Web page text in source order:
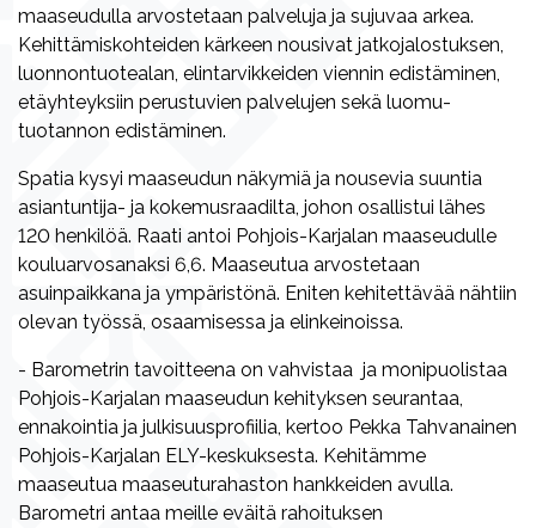
maaseudulla arvostetaan palveluja ja sujuvaa arkea.
Kehittämiskohteiden kärkeen nousivat jatkojalostuksen,
luonnontuotealan, elintarvikkeiden viennin edistäminen,
etäyhteyksiin perustuvien palvelujen sekä luomu-
tuotannon edistäminen.
Spatia kysyi maaseudun näkymiä ja nousevia suuntia
asiantuntija- ja kokemusraadilta, johon osallistui lähes
120 henkilöä. Raati antoi Pohjois-Karjalan maaseudulle
kouluarvosanaksi 6,6. Maaseutua arvostetaan
asuinpaikkana ja ympäristönä. Eniten kehitettävää nähtiin
olevan työssä, osaamisessa ja elinkeinoissa.
- Barometrin tavoitteena on vahvistaa ja monipuolistaa
Pohjois-Karjalan maaseudun kehityksen seurantaa,
ennakointia ja julkisuusprofiilia, kertoo Pekka Tahvanainen
Pohjois-Karjalan ELY-keskuksesta. Kehitämme
maaseutua maaseuturahaston hankkeiden avulla.
Barometri antaa meille eväitä rahoituksen